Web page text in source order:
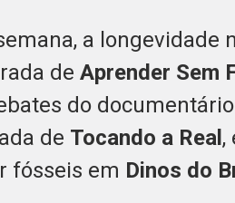
a longevidade
de Aprender Sem
do documentário
de Tocando a Real ,
fósseis em Dinos do